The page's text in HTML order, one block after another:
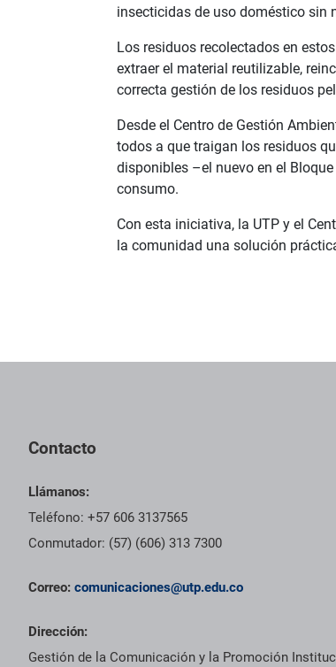
insecticidas de uso doméstico sin
Los residuos recolectados en
extraer el material reutilizable,
correcta gestión de los residuos
Desde el Centro de Gestión
todos a que traigan los residuos
disponibles –el nuevo en el
consumo.
Con esta iniciativa, la UTP y el
la comunidad una solución
Contacto
Llámanos:
Teléfono: +57 606 3137565
Conmutador: (57) (606) 313 7300
Correo: comunicaciones@utp.edu.co
Dirección:
Gestión de la Comunicación y la Promoción